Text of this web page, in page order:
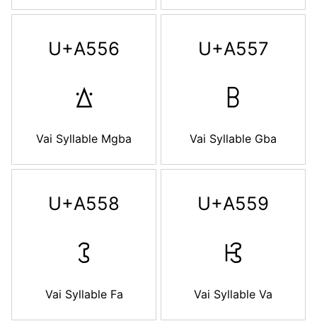
U+A556
ꕖ
Vai Syllable Mgba
U+A557
ꕗ
Vai Syllable Gba
U+A558
ꕘ
Vai Syllable Fa
U+A559
ꕙ
Vai Syllable Va